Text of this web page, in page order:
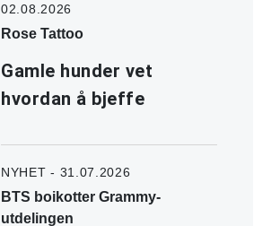
02.08.2026
Rose Tattoo
Gamle hunder vet
hvordan å bjeffe
NYHET - 31.07.2026
BTS boikotter Grammy-
utdelingen